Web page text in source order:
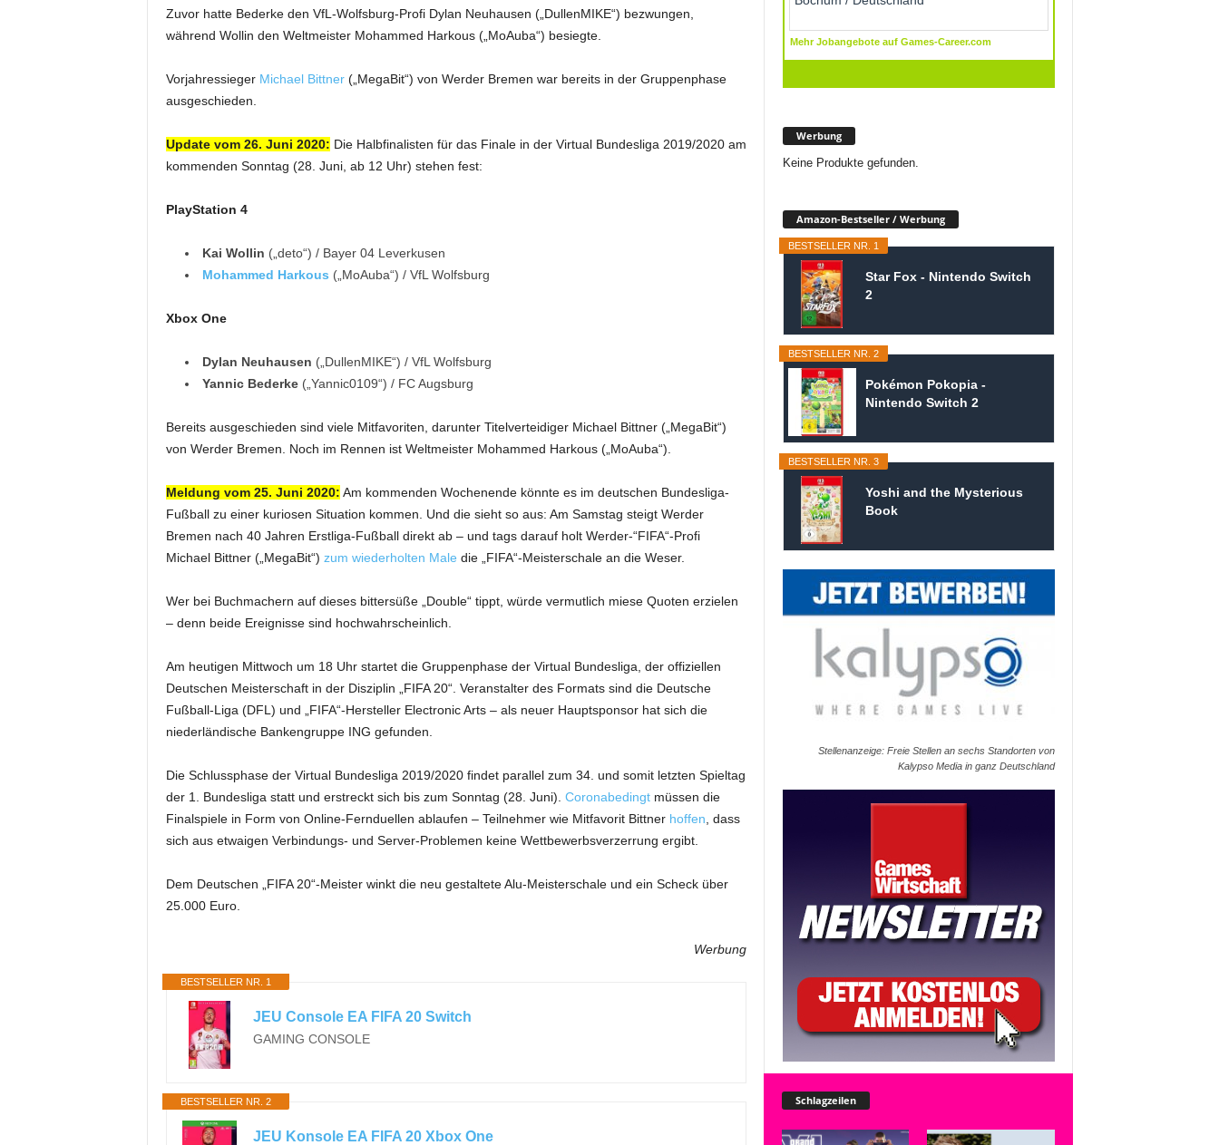
Zuvor hatte Bederke den VfL-Wolfsburg-Profi Dylan Neuhausen („DullenMIKE“) bezwungen,
während Wollin den Weltmeister Mohammed Harkous („MoAuba“) besiegte.
Vorjahressieger Michael Bittner(„MegaBit“) von Werder Bremen war bereits in der Gruppenphase
ausgeschieden.
Update vom 26. Juni 2020: Die Halbfinalisten für das Finale in der Virtual Bundesliga 2019/2020 am
kommenden Sonntag (28. Juni, ab 12 Uhr) stehen fest:
PlayStation 4
Kai Wollin („deto“) / Bayer 04 Leverkusen
Mohammed Harkous („MoAuba“) / VfL Wolfsburg
Xbox One
Dylan Neuhausen („DullenMIKE“) / VfL Wolfsburg
Yannic Bederke(„Yannic0109“) / FC Augsburg
Bereits ausgeschieden sind viele Mitfavoriten, darunter Titelverteidiger Michael Bittner („MegaBit“)
von Werder Bremen. Noch im Rennen ist Weltmeister Mohammed Harkous („MoAuba“).
Meldung vom 25. Juni 2020: Am kommenden Wochenende könnte es im deutschen Bundesliga-
Fußball zu einer kuriosen Situation kommen. Und die sieht so aus: Am Samstag steigt Werder
Bremen nach 40 Jahren Erstliga-Fußball direkt ab – und tags darauf holt Werder-“FIFA“-Profi
Michael Bittner („MegaBit“) zum wiederholten Male die „FIFA“-Meisterschale an die Weser.
Wer bei Buchmachern auf dieses bittersüße „Double“ tippt, würde vermutlich miese Quoten erzielen
– denn beide Ereignisse sind hochwahrscheinlich.
Am heutigen Mittwoch um 18 Uhr startet die Gruppenphase der Virtual Bundesliga, der offiziellen
Deutschen Meisterschaft in der Disziplin „FIFA 20“. Veranstalter des Formats sind die Deutsche
Fußball-Liga (DFL) und „FIFA“-Hersteller Electronic Arts – als neuer Hauptsponsor hat sich die
niederländische Bankengruppe ING gefunden.
Die Schlussphase der Virtual Bundesliga 2019/2020 findet parallel zum 34. und somit letzten Spieltag
der 1. Bundesliga statt und erstreckt sich bis zum Sonntag (28. Juni). Coronabedingtmüssen die
Finalspiele in Form von Online-Fernduellen ablaufen – Teilnehmer wie Mitfavorit Bittner hoffen , dass
sich aus etwaigen Verbindungs- und Server-Problemen keine Wettbewerbsverzerrung ergibt.
Dem Deutschen „FIFA 20“-Meister winkt die neu gestaltete Alu-Meisterschale und ein Scheck über
25.000 Euro.
Werbung
BESTSELLER NR. 1
JEU Console EA FIFA 20 Switch
GAMING CONSOLE
BESTSELLER NR. 2
JEU Konsole EA FIFA 20 Xbox One
Werbung
Keine Produkte gefunden.
Amazon-Bestseller / Werbung
BESTSELLER NR. 1
Star Fox - Nintendo Switch
2
BESTSELLER NR. 2
Pokémon Pokopia -
Nintendo Switch 2
BESTSELLER NR. 3
Yoshi and the Mysterious
Book
Stellenanzeige: Freie Stellen an sechs Standorten von
Kalypso Media in ganz Deutschland
Schlagzeilen